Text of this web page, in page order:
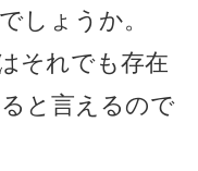
しょうか。
それでも存在
と言えるので